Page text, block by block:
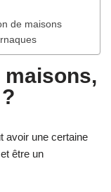
de maisons
avoir une certaine
être un